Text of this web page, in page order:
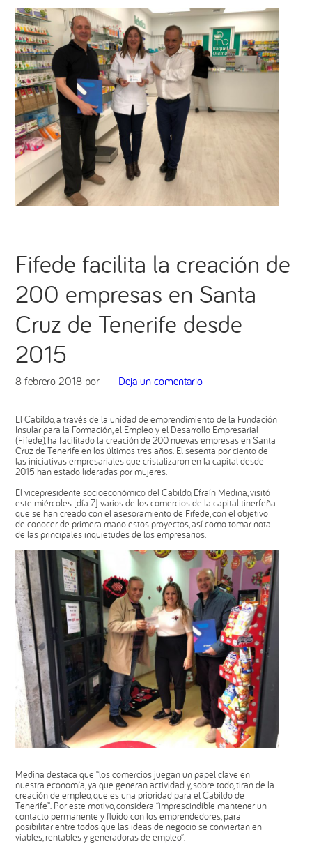
Fifede facilita la creación de
200 empresas en Santa
Cruz de Tenerife desde
2015
8 febrero 2018 por Deja un comentario
El Cabildo, a través de la unidad de emprendimiento de la Fundación
Insular para la Formación, el Empleo y el Desarrollo Empresarial
(Fifede), ha facilitado la creación de 200 nuevas empresas en Santa
Cruz de Tenerife en los últimos tres años. El sesenta por ciento de
las iniciativas empresariales que cristalizaron en la capital desde
2015 han estado lideradas por mujeres.
El vicepresidente socioeconómico del Cabildo, Efraín Medina, visitó
este miércoles [día 7] varios de los comercios de la capital tinerfeña
que se han creado con el asesoramiento de Fifede, con el objetivo
de conocer de primera mano estos proyectos, así como tomar nota
de las principales inquietudes de los empresarios.
Medina destaca que “los comercios juegan un papel clave en
nuestra economía, ya que generan actividad y, sobre todo, tiran de la
creación de empleo, que es una prioridad para el Cabildo de
Tenerife”. Por este motivo, considera “imprescindible mantener un
contacto permanente y fluido con los emprendedores, para
posibilitar entre todos que las ideas de negocio se conviertan en
viables, rentables y generadoras de empleo”.